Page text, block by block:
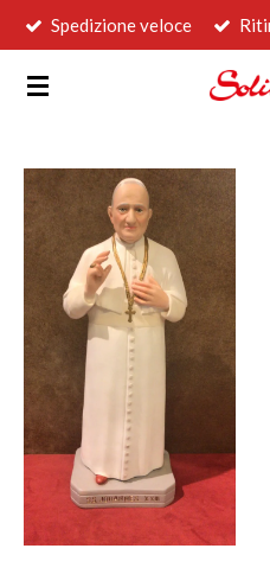
Vai
contenuto
Spedizione veloce